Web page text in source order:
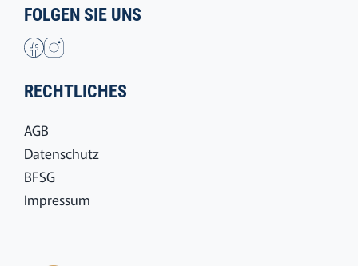
FOLGEN SIE UNS
RECHTLICHES
AGB
Datenschutz
BFSG
Impressum